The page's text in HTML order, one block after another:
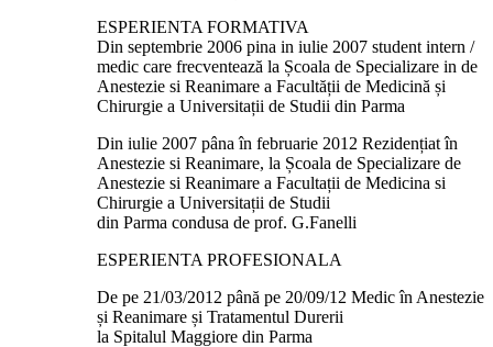
ESPERIENTA FORMATIVA
Din septembrie 2006 pina in iulie 2007 student intern /
medic care frecventează la Școala de Specializare in de
Anestezie si Reanimare a Facultății de Medicină și
Chirurgie a Universitații de Studii din Parma
Din iulie 2007 pâna în februarie 2012 Rezidențiat în
Anestezie si Reanimare, la Școala de Specializare de
Anestezie si Reanimare a Facultații de Medicina si
Chirurgie a Universitații de Studii
din Parma condusa de prof. G.Fanelli
ESPERIENTA PROFESIONALA
De pe 21/03/2012 până pe 20/09/12 Medic în Anestezie
și Reanimare și Tratamentul Durerii
la Spitalul Maggiore din Parma